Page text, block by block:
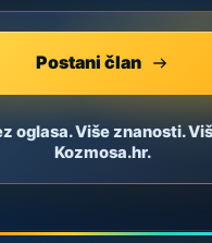
Postani član
oglasa. Više znanosti.
Kozmosa.hr.